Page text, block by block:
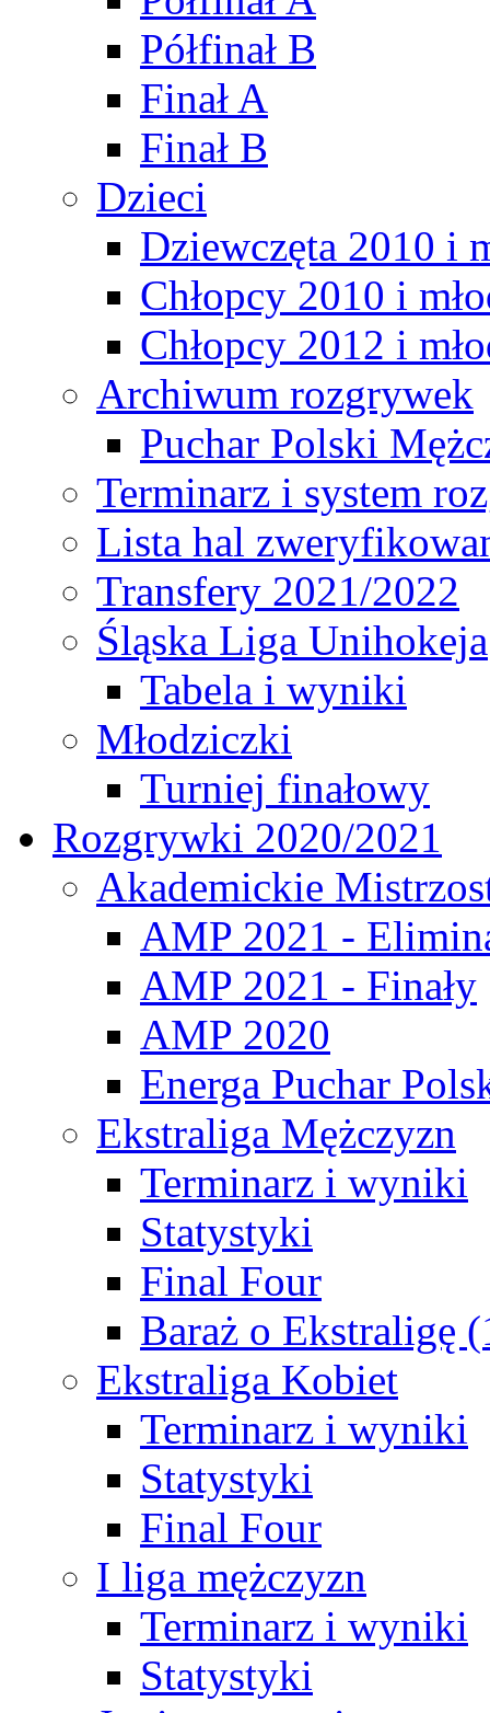
Półfinał B
Finał A
Finał B
Dzieci
Dziewczęta 2010 i
Chłopcy 2010 i
Chłopcy 2012 i
Archiwum rozgrywek
Puchar Polski
Terminarz i system
Lista hal
Transfery 2021/2022
Śląska Liga Unihokeja
Tabela i wyniki
Młodziczki
Turniej finałowy
Rozgrywki 2020/2021
Akademickie
AMP 2021 -
AMP 2021 - Finały
AMP 2020
Energa Puchar
Ekstraliga Mężczyzn
Terminarz i wyniki
Statystyki
Final Four
Baraż o Ekstraligę
Ekstraliga Kobiet
Terminarz i wyniki
Statystyki
Final Four
I liga mężczyzn
Terminarz i wyniki
Statystyki